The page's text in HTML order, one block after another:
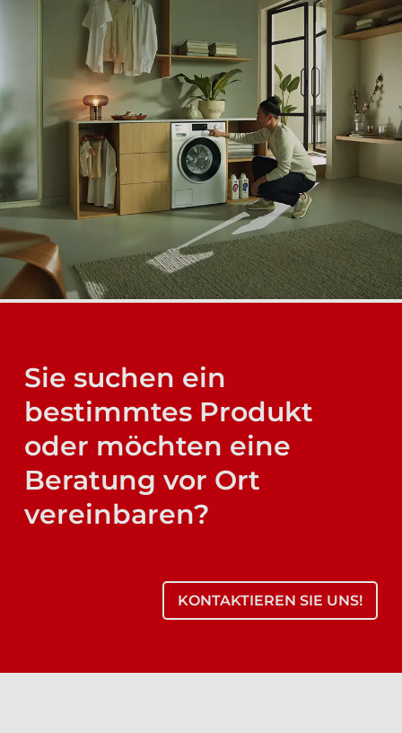
Sie suchen ein
bestimmtes Produkt
oder möchten eine
Beratung vor Ort
vereinbaren?
KONTAKTIEREN SIE UNS!